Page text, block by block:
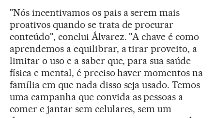
"Nós incentivamos os pais a serem mais
proativos quando se trata de procurar
conteúdo", conclui Álvarez. "A chave é como
aprendemos a equilibrar, a tirar proveito, a
limitar o uso e a saber que, para sua saúde
física e mental, é preciso haver momentos na
família em que nada disso seja usado. Temos
uma campanha que convida as pessoas a
comer e jantar sem celulares, sem um